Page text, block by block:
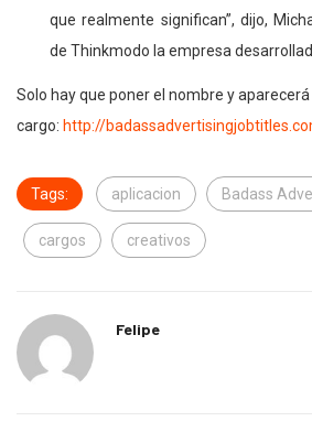
que realmente significan”, dijo,
de Thinkmodo la empresa
Solo hay que poner el nombre y aparecerá
cargo: http://
Tags: aplicacion Badass
cargos creativos
Felipe